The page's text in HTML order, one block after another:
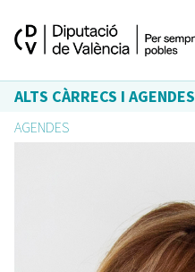
ALTS CÀRRECS I AGENDES
AGENDES